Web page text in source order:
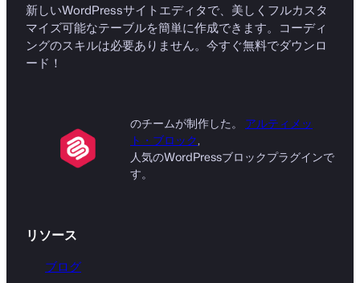
新しいWordPressサイトエディタで、美しくフルカスタ
マイズ可能なテーブルを簡単に作成できます。コーディ
ングのスキルは必要ありません。今すぐ無料でダウンロ
ード！
のチームが制作した。 アルティメッ
ト・ブロック,
人気のWordPressブロックプラグインで
す。
リソース
ブログ